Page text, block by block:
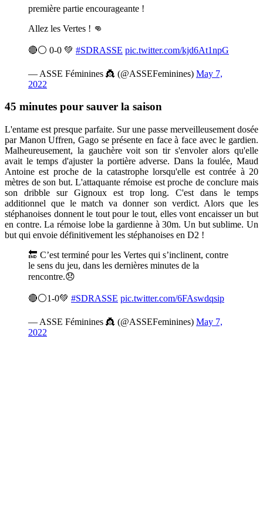
première partie encourageante !
Allez les Vertes ! 👊
🔴⚪️ 0-0 💚 #SDRASSE pic.twitter.com/kjd6At1npG
— ASSE Féminines 👸 (@ASSEFeminines) May 7,
2022
45 minutes pour sauver la saison
L'entame est presque parfaite. Sur une passe merveilleusement dosée
par Manon Uffren, Gago se présente en face à face avec le gardien.
Malheureusement, la gauchère voit son tir s'envoler alors qu'elle
avait le temps d'ajuster la portière adverse. Dans la foulée, Maud
Antoine est proche de la catastrophe lorsqu'elle est contrée à 20
mètres de son but. L'attaquante rémoise est proche de conclure mais
son dribble sur Gignoux est trop long. C'est dans le temps
additionnel que le match va donner son verdict. Alors que les
stéphanoises donnent le tout pour le tout, elles vont encaisser un but
en contre. La rémoise lobe la gardienne à 30m. Un but sublime. Un
but qui envoie définitivement les stéphanoises en D2 !
🔚 C’est terminé pour les Vertes qui s’inclinent, contre
le sens du jeu, dans les dernières minutes de la
rencontre.😞
🔴⚪️1-0💚 #SDRASSE pic.twitter.com/6FAswdqsip
— ASSE Féminines 👸 (@ASSEFeminines) May 7,
2022